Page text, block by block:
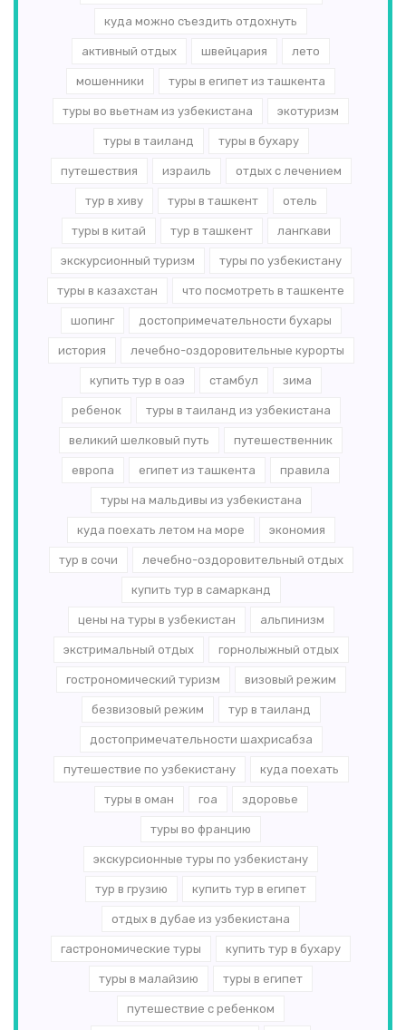
куда можно съездить отдохнуть
активный отдых швейцария лето
мошенники туры в египет из ташкента
туры во вьетнам из узбекистана экотуризм
туры в таиланд туры в бухару
путешествия израиль отдых с лечением
тур в хиву туры в ташкент отель
туры в китай тур в ташкент лангкави
экскурсионный туризм туры по узбекистану
туры в казахстан что посмотреть в ташкенте
шопинг достопримечательности бухары
история лечебно-оздоровительные курорты
купить тур в оаэ стамбул зима
ребенок туры в таиланд из узбекистана
великий шелковый путь путешественник
европа египет из ташкента правила
туры на мальдивы из узбекистана
куда поехать летом на море экономия
тур в сочи лечебно-оздоровительный отдых
купить тур в самарканд
цены на туры в узбекистан альпинизм
экстримальный отдых горнолыжный отдых
гострономический туризм визовый режим
безвизовый режим тур в таиланд
достопримечательности шахрисабза
путешествие по узбекистану куда поехать
туры в оман гоа здоровье
туры во францию
экскурсионные туры по узбекистану
тур в грузию купить тур в египет
отдых в дубае из узбекистана
гастрономические туры купить тур в бухару
туры в малайзию туры в египет
путешествие с ребенком